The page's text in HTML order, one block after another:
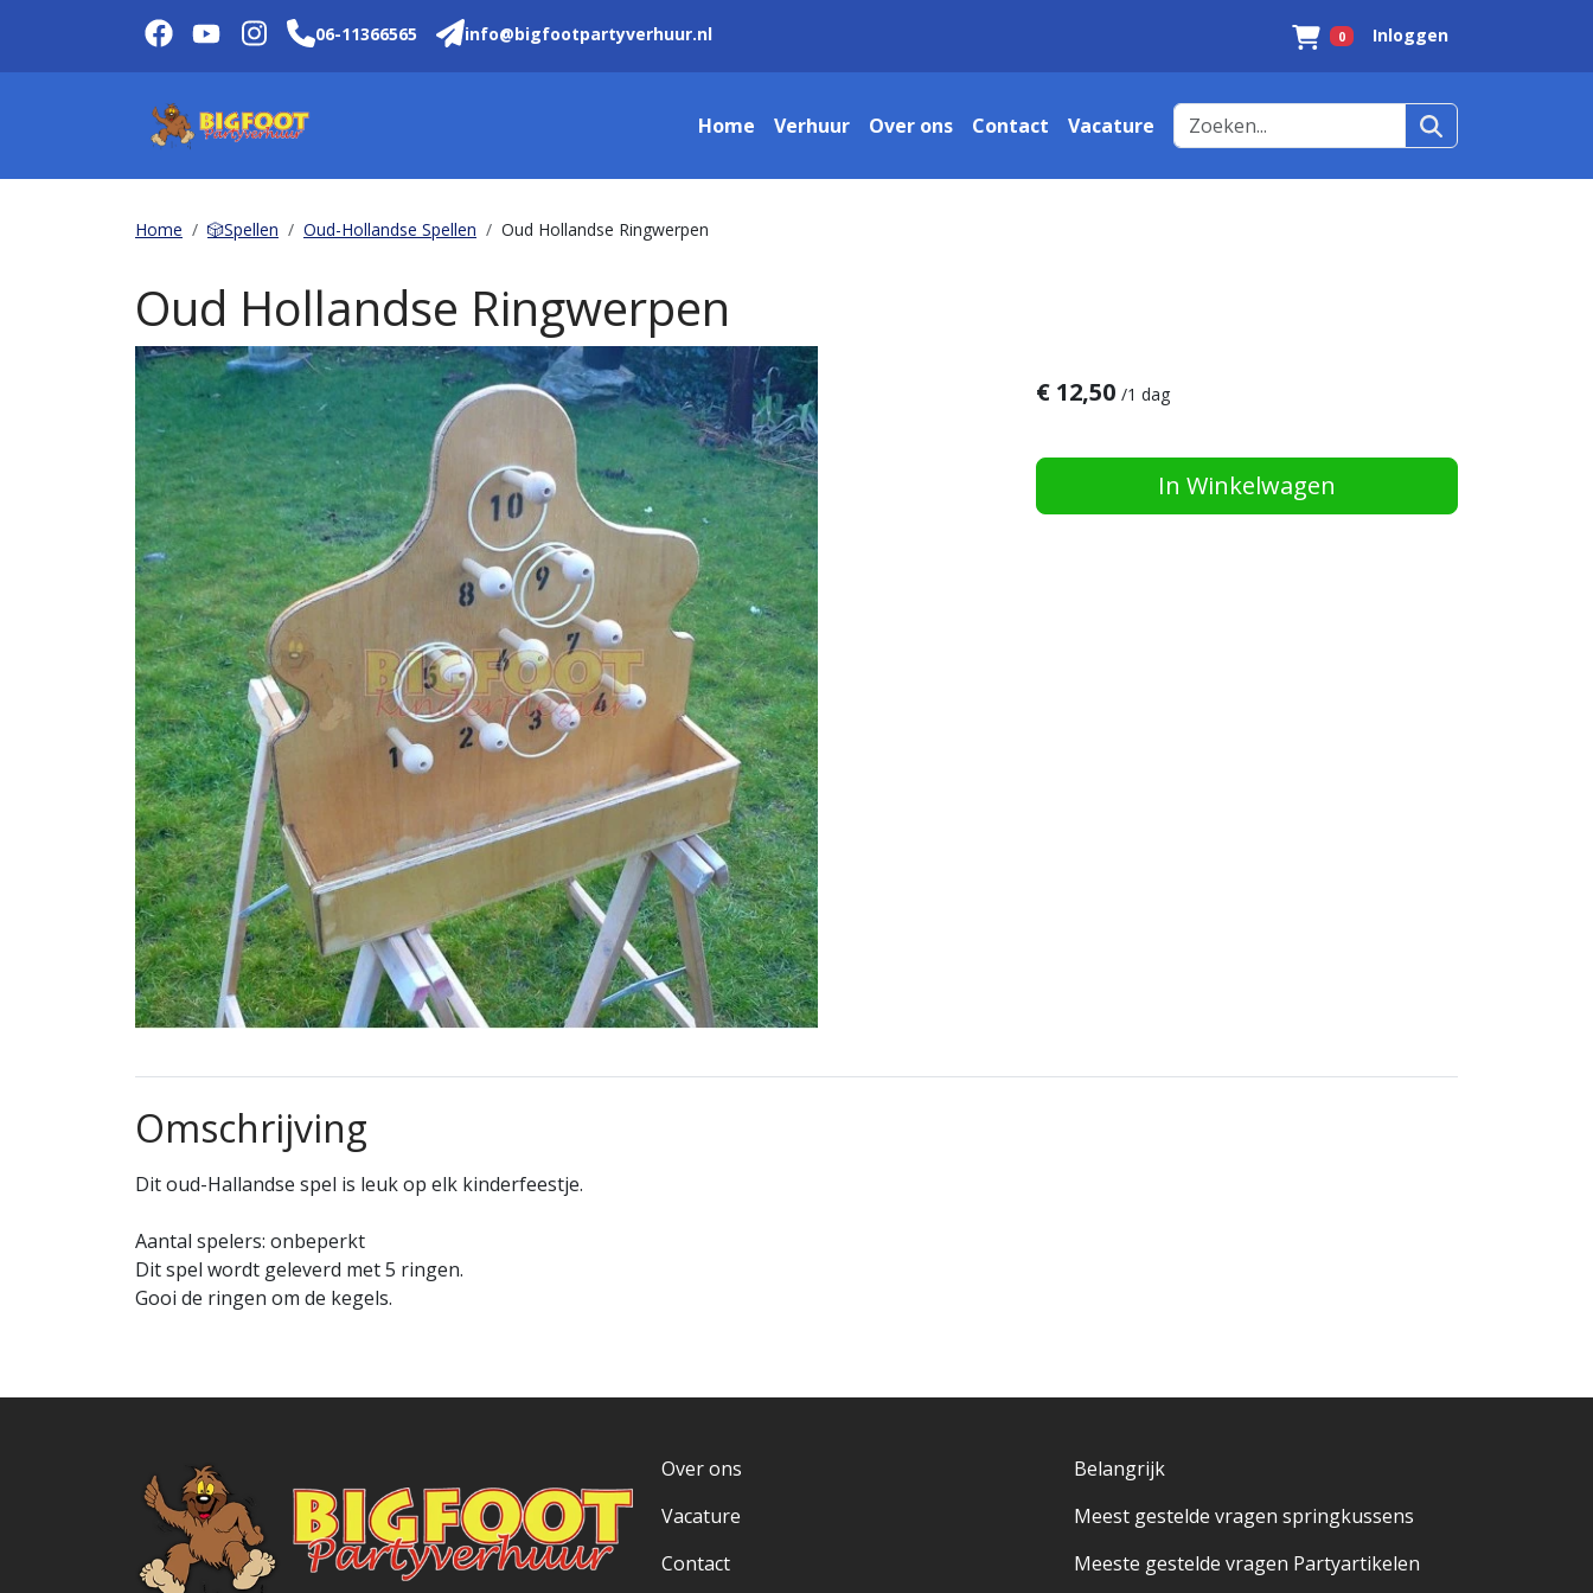
06-11366565 info@bigfootpartyverhuur.nl
Winkelwagen
0 Inloggen
Home Verhuur Over ons Contact Vacature
Home 🎲Spellen Oud-Hollandse Spellen Oud Hollandse Ringwerpen
Oud Hollandse Ringwerpen
€ 12,50 /1 dag
In Winkelwagen
Omschrijving
Dit oud-Hallandse spel is leuk op elk kinderfeestje.
Aantal spelers: onbeperkt
Dit spel wordt geleverd met 5 ringen.
Gooi de ringen om de kegels.
Over ons
Vacature
Contact
Belangrijk
Meest gestelde vragen springkussens
Meeste gestelde vragen Partyartikelen